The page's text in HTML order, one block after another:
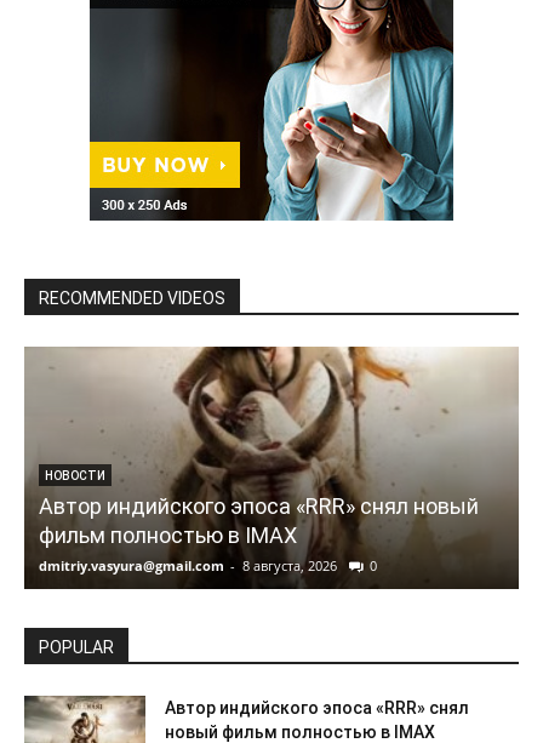
RECOMMENDED VIDEOS
НОВОСТИ
Автор индийского эпоса «RRR» снял новый
фильм полностью в IMAX
dmitriy.vasyura@gmail.com - 8 августа, 2026 0
POPULAR
Автор индийского эпоса «RRR» снял
новый фильм полностью в IMAX